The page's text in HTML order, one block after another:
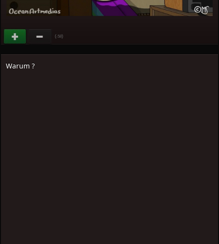
(-58)
Warum ?